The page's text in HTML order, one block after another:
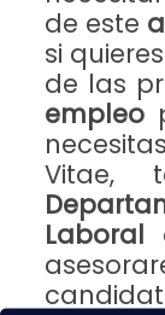
de este
si
de las
empleo
Vitae,
Laboral